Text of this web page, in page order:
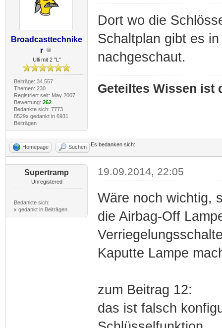
Broadcasttechnike
r
Ulli mit 2 "L"
Beiträge: 34.557
Themen: 230
Registriert seit: May 2007
Bewertung: 262
Bedankte sich: 7773
8529x gedankt in 6931
Beiträgen
Dort wo die
Schaltplan gibt es
nachgeschaut.
Geteiltes Wissen ist
Homepage Suchen Es bedanken sich:
Supertramp
Unregistered
Bedankte sich:
x gedankt in Beiträgen
19.09.2014, 22:05
Wäre noch wichtig,
die Airbag-Off
Kaputte Lampe
zum Beitrag 12:
das ist falsch